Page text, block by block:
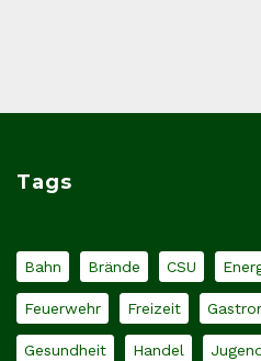
Tags
Bahn Brände CSU
Feuerwehr Freizeit
Gesundheit Handel